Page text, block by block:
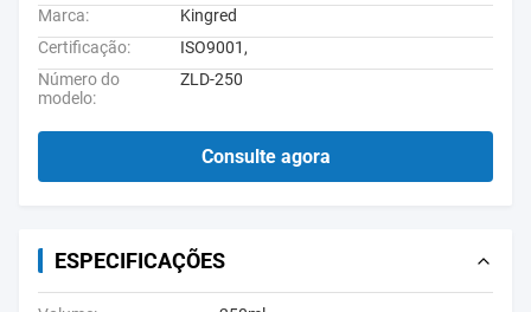
Marca:
Kingred
Certificação:
ISO9001,
Número do
modelo:
ZLD-250
Consulte agora
ESPECIFICAÇÕES